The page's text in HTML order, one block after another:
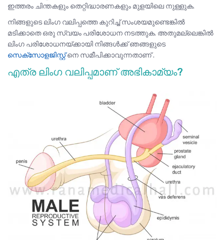
ഇത്തരം ചിന്തകളും തെറ്റിദ്ധാരണകളും മുളയിലെ നുള്ളുക.
നിങ്ങളുടെ ലിംഗ വലിപ്പത്തെ കുറിച്ച് സംശയമുണ്ടെങ്കിൽ
മടിക്കാതെ ഒരു സ്വയം പരിശോധന നടത്തുക. അതുമല്ലെങ്കിൽ
ലിംഗ പരിശോധനയ്ക്കായി നിങ്ങൾക്ക് ഞങ്ങളുടെ
സെക്സോളജിസ്റ്റ്നെ സമീപിക്കാവുന്നതാണ് .
എത്ര ലിംഗ വലിപ്പമാണ്‌ അഭികാമ്യം?